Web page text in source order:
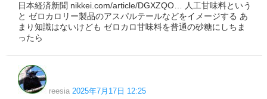
日本経済新聞 nikkei.com/article/DGXZQO… 人工甘味料という
と ゼロカロリー製品のアスパルテールなどをイメージする あ
まり知識はないけども ゼロカロ甘味料を普通の砂糖にしちま
ったら
reesia 2025年7月17日 12:25